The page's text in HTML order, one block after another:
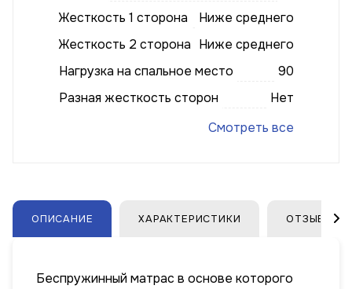
Жесткость 1 сторона
Ниже среднего
Жесткость 2 сторона Ниже среднего
Нагрузка на спальное место
90
Разная жесткость сторон
Нет
Смотреть все
ОПИСАНИЕ ХАРАКТЕРИСТИКИ ОТЗЫВЫ
Беспружинный матрас в основе которого